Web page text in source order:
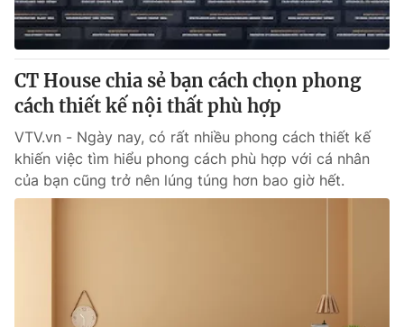
cấp ngày 29/12/2023
Tổng Biên tập:Vũ Thanh Thủy
Phó Tổng Biên tập:Nguyễn Thị Mỹ Hạnh, Phạm Quốc Thắng,
Nguyễn Trọng Ninh
Tổng đài VTV:024.38 355 931 - 024.38 355 932
Ðiện thoại Thời báo VTV:024.66 897 897
Email: toasoan@vtv.vn
Liên hệ quảng cáo: 024-7300.7108
CT House chia sẻ bạn cách chọn phong
cách thiết kế nội thất phù hợp
VTV.vn - Ngày nay, có rất nhiều phong cách thiết kế
khiến việc tìm hiểu phong cách phù hợp với cá nhân
của bạn cũng trở nên lúng túng hơn bao giờ hết.